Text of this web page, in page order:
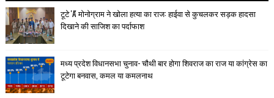
टूटे 'A' मोनोग्राम ने खोला हत्या का राज: हाईवा से कुचलकर सड़क हादसा
दिखाने की साजिश का पर्दाफाश
मध्य प्रदेश विधानसभा चुनाव- चौथी बार होगा शिवराज का राज या कांग्रेस का
टूटेगा बनवास, कमल या कमलनाथ